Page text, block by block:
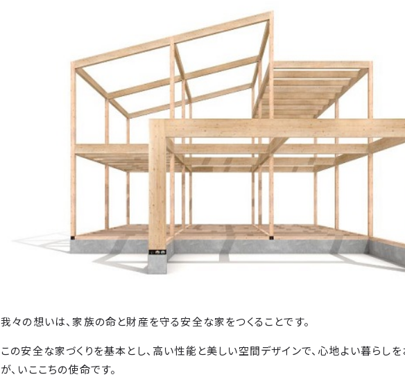
我々の想いは、家族の命と財産を守る安全な家をつくることです。
この安全な家づくりを基本とし、高い性能と美しい空間デザインで、心地よい暮らし
が、いここちの使命です。